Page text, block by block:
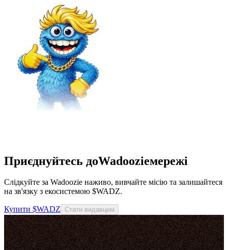
Приєднуйтесь доWadoozieмережі
Слідкуйте за Wadoozie наживо, вивчайте місію та залишайтеся
на зв'язку з екосистемою $WADZ.
Купити $WADZ Стати видавцем